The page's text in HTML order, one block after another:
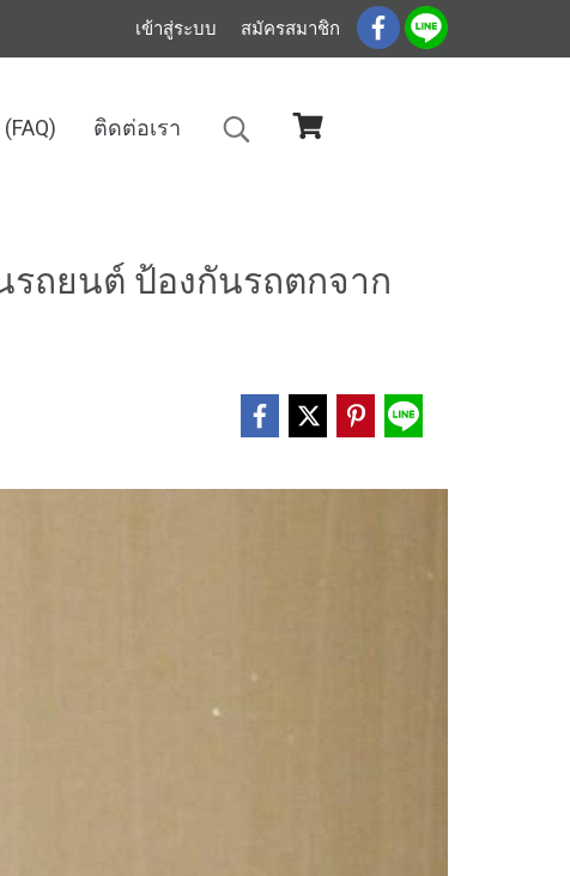
เข้าสู่ระบบ สมัครสมาชิก
ติดต่อเรา
รถยนต์ ป้องกันรถตกจาก